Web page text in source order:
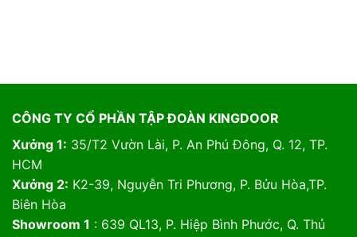
CÔNG TY CỔ PHẦN TẬP ĐOÀN KINGDOOR
Xưởng 1: 35/T2 Vườn Lài, P. An Phú Đông, Q. 12, TP.
HCM
Xưởng 2: K2-39, Nguyễn Tri Phương, P. Bửu Hòa,TP.
Biên Hòa
Showroom 1 : 639 QL13, P. Hiệp Bình Phước, Q. Thủ